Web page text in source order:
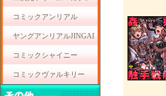
コミックアンリアル
ヤングアンリアルJINGAI
コミックシャイニー
コミックヴァルキリー